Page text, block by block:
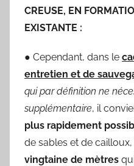
CREUSE, EN
EXISTANTE :
● Cependant, dans le
entretien et de
qui par définition ne
supplémentaire, il
plus rapidement
de sables et de cailloux,
vingtaine de mètres